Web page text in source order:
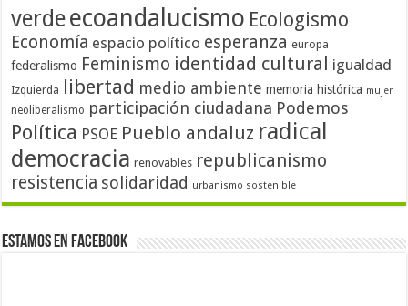
verdeecoandalucismo Ecologismo
Economía espacio político esperanza europa
federalismo Feminismo identidad cultural igualdad
Izquierda libertad medio ambiente memoria histórica mujer
neoliberalismo participación ciudadana Podemos
Política PSOE Pueblo andaluz radical
democracia renovables republicanismo
resistencia solidaridad urbanismo sostenible
Estamos en Facebook